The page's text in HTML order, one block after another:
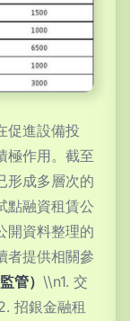
促進設備投
極作用。截至
形成多層次的
點融資租賃公
開資料整理的
者提供相關參
管） \\n1. 交
招銀金融租